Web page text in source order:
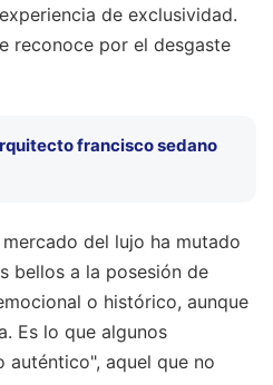
de exclusividad.
reconoce por el desgaste
francisco sedano
del lujo ha mutado
bellos a la posesión de
o histórico, aunque
Es lo que algunos
auténtico", aquel que no